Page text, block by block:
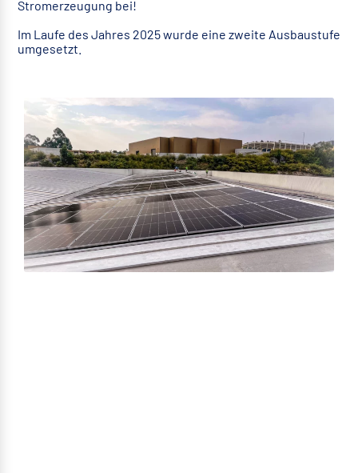
Stromerzeugung bei!
Im Laufe des Jahres 2025 wurde eine zweite Ausbaustufe
umgesetzt.